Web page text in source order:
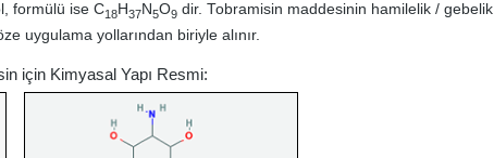
formülü ise C18H37N5O9 dir. Tobramisin maddesinin hamilelik / gebelik
uygulama yollarından biriyle alınır.
için Kimyasal Yapı Resmi: